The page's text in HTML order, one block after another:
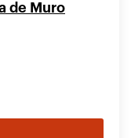
de Muro